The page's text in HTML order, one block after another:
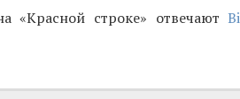
«Красной строке» отвечают